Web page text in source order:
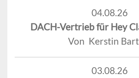
04.08.26
DACH-Vertrieb für Hey
Von Kerstin
03.08.26